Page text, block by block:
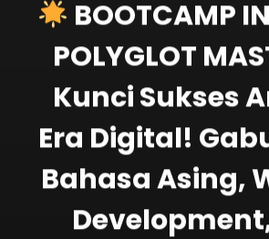
BOOTCAMP
POLYGLOT
Kunci Sukses
Era Digital!
Bahasa Asing,